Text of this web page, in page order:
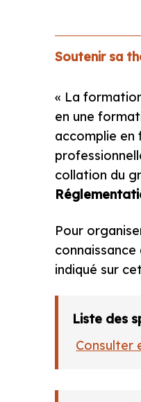
Soutenir sa
« La
en une
accomplie en
collation du
Pour
connaissance
indiqué sur
Liste des
Consulter